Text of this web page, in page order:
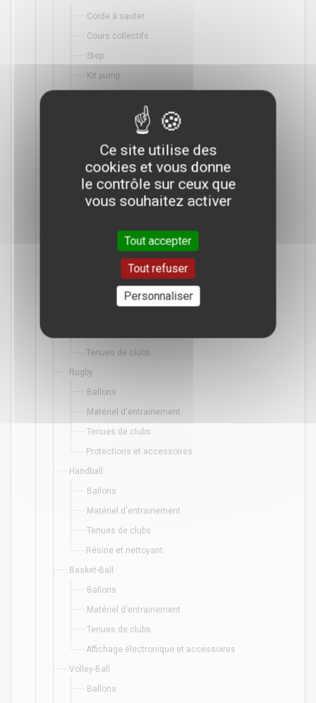
Corde à sauter
Cours collectifs
Step
Kit pump
Poids et haltères
Poids de corps
Elastiques (Elastiband, powerbands...)
Bandes et bracelets lestés
Sports de raquettes
Tenues de clubs
Rugby
Ballons
Matériel d'entrainement
Tenues de clubs
Protections et accessoires
Handball
Ballons
Matériel d'entrainement
Tenues de clubs
Résine et nettoyant
Basket-Ball
Ballons
Matériel d'entrainement
Tenues de clubs
Affichage électronique et accessoires
Volley-Ball
Ballons
Ce site utilise des
cookies et vous donne
le contrôle sur ceux que
vous souhaitez activer
Tout accepter
Tout refuser
Personnaliser